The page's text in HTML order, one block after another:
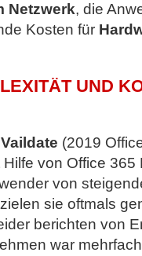
Netzwerk, die
Kosten für
UND
(2019
von Office
von
sie oftmals
berichten von
war